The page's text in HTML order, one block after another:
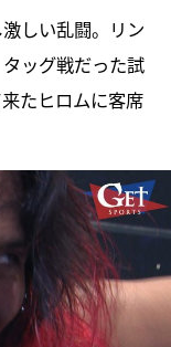
しい乱闘。リン
ッグ戦だった試
たヒロムに客席